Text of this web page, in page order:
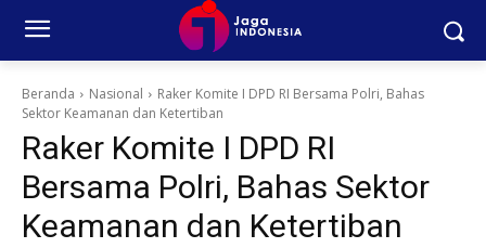
Beranda Nasional
Raker Komite I DPD RI Bersama Polri, Bahas
Sektor Keamanan dan Ketertiban
Raker Komite I DPD RI
Bersama Polri, Bahas Sektor
Keamanan dan Ketertiban